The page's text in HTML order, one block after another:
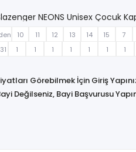
10 11 12 13 14 15
7
1 1 1 1 1 1 1
Görebilmek İçin Giriş
Değilseniz, Bayi Başvurusu